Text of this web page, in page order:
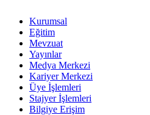
Kurumsal
Eğitim
Mevzuat
Yayınlar
Medya Merkezi
Kariyer Merkezi
Üye İşlemleri
Stajyer İşlemleri
Bilgiye Erişim